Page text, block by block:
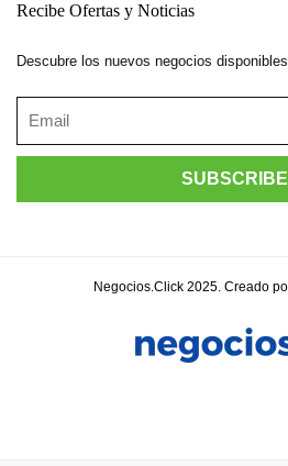
Recibe Ofertas y Noticias
Descubre los nuevos negocios
Negocios.Click 2025. Creado